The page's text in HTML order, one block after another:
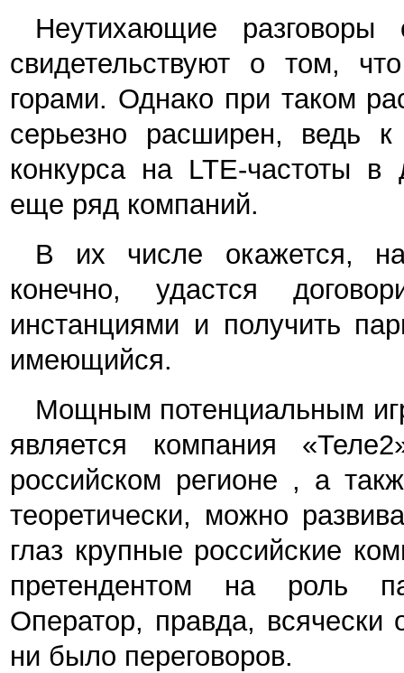
Неутихающие разговоры
свидетельствуют о том,
горами. Однако при таком
серьезно расширен, ведь к
конкурса на LTE-частоты
еще ряд компаний.
В их числе окажется,
конечно, удастся
инстанциями и получить
имеющийся.
Мощным потенциальным
является компания
российском регионе , а
теоретически, можно
глаз крупные российские
претендентом на роль
Оператор, правда, всячески
ни было переговоров.